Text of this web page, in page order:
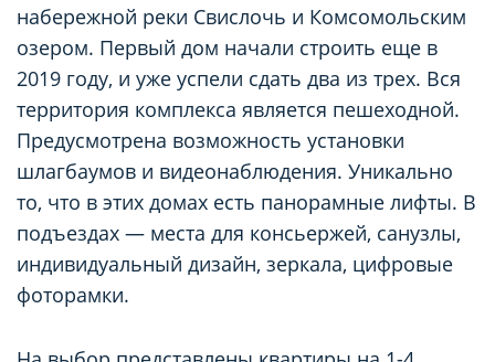
набережной реки Свислочь и Комсомольским
озером. Первый дом начали строить еще в
2019 году, и уже успели сдать два из трех. Вся
территория комплекса является пешеходной.
Предусмотрена возможность установки
шлагбаумов и видеонаблюдения. Уникально
то, что в этих домах есть панорамные лифты. В
подъездах — места для консьержей, санузлы,
индивидуальный дизайн, зеркала, цифровые
фоторамки.